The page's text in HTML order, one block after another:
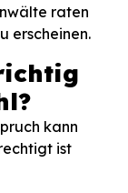
raten
erscheinen.
kann
ist